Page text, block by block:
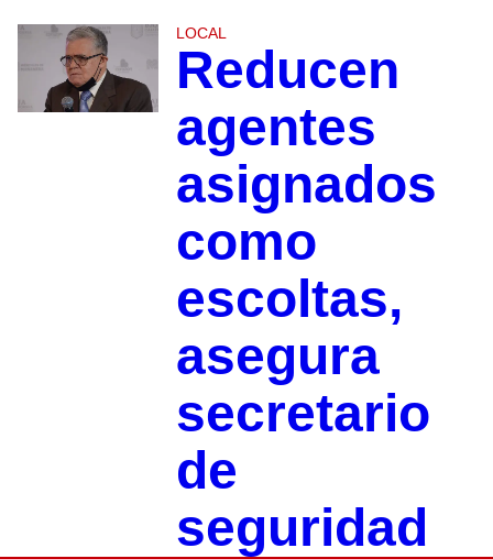
LOCAL
Reducen
agentes
asignados
como
escoltas,
asegura
secretario
de
seguridad